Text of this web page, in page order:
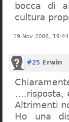
bocca di
cultura
19 Nov 2008, 19:44
#25 Erwin
….risposta,
Altrimenti
Ho una